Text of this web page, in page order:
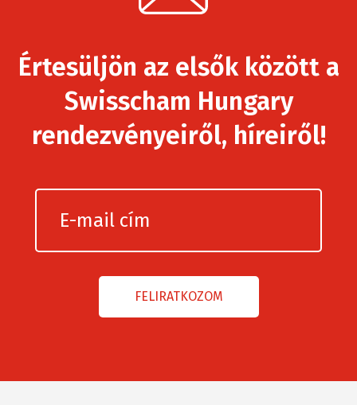
Értesüljön az elsők között a
Swisscham Hungary
rendezvényeiről, híreiről!